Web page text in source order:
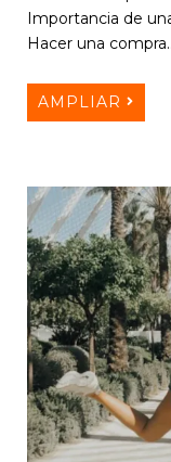
Importancia de
Hacer una
AMPLIAR